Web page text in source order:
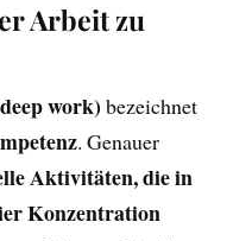
Arbeit zu
work) bezeichnet
. Genauer
Aktivitäten, die in
Konzentration